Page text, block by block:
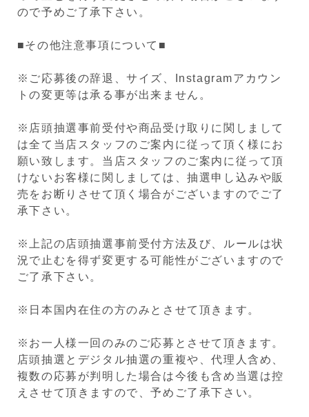
ので予めご了承下さい。
■その他注意事項について■
※ご応募後の辞退、サイズ、Instagramアカウン
トの変更等は承る事が出来ません。
※店頭抽選事前受付や商品受け取りに関しまして
は全て当店スタッフのご案内に従って頂く様にお
願い致します。当店スタッフのご案内に従って頂
けないお客様に関しましては、抽選申し込みや販
売をお断りさせて頂く場合がございますのでご了
承下さい。
※上記の店頭抽選事前受付方法及び、ルールは状
況で止むを得ず変更する可能性がございますので
ご了承下さい。
※日本国内在住の方のみとさせて頂きます。
※お一人様一回のみのご応募とさせて頂きます。
店頭抽選とデジタル抽選の重複や、代理人含め、
複数の応募が判明した場合は今後も含め当選は控
えさせて頂きますので、予めご了承下さい。